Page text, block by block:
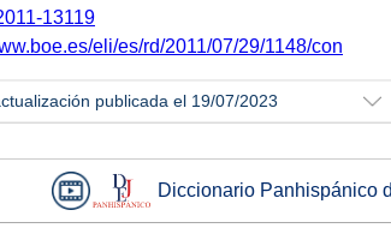
13119
eli/es/rd/2011/07/29/1148/con
publicada el 19/07/2023
Diccionario Panhispánico